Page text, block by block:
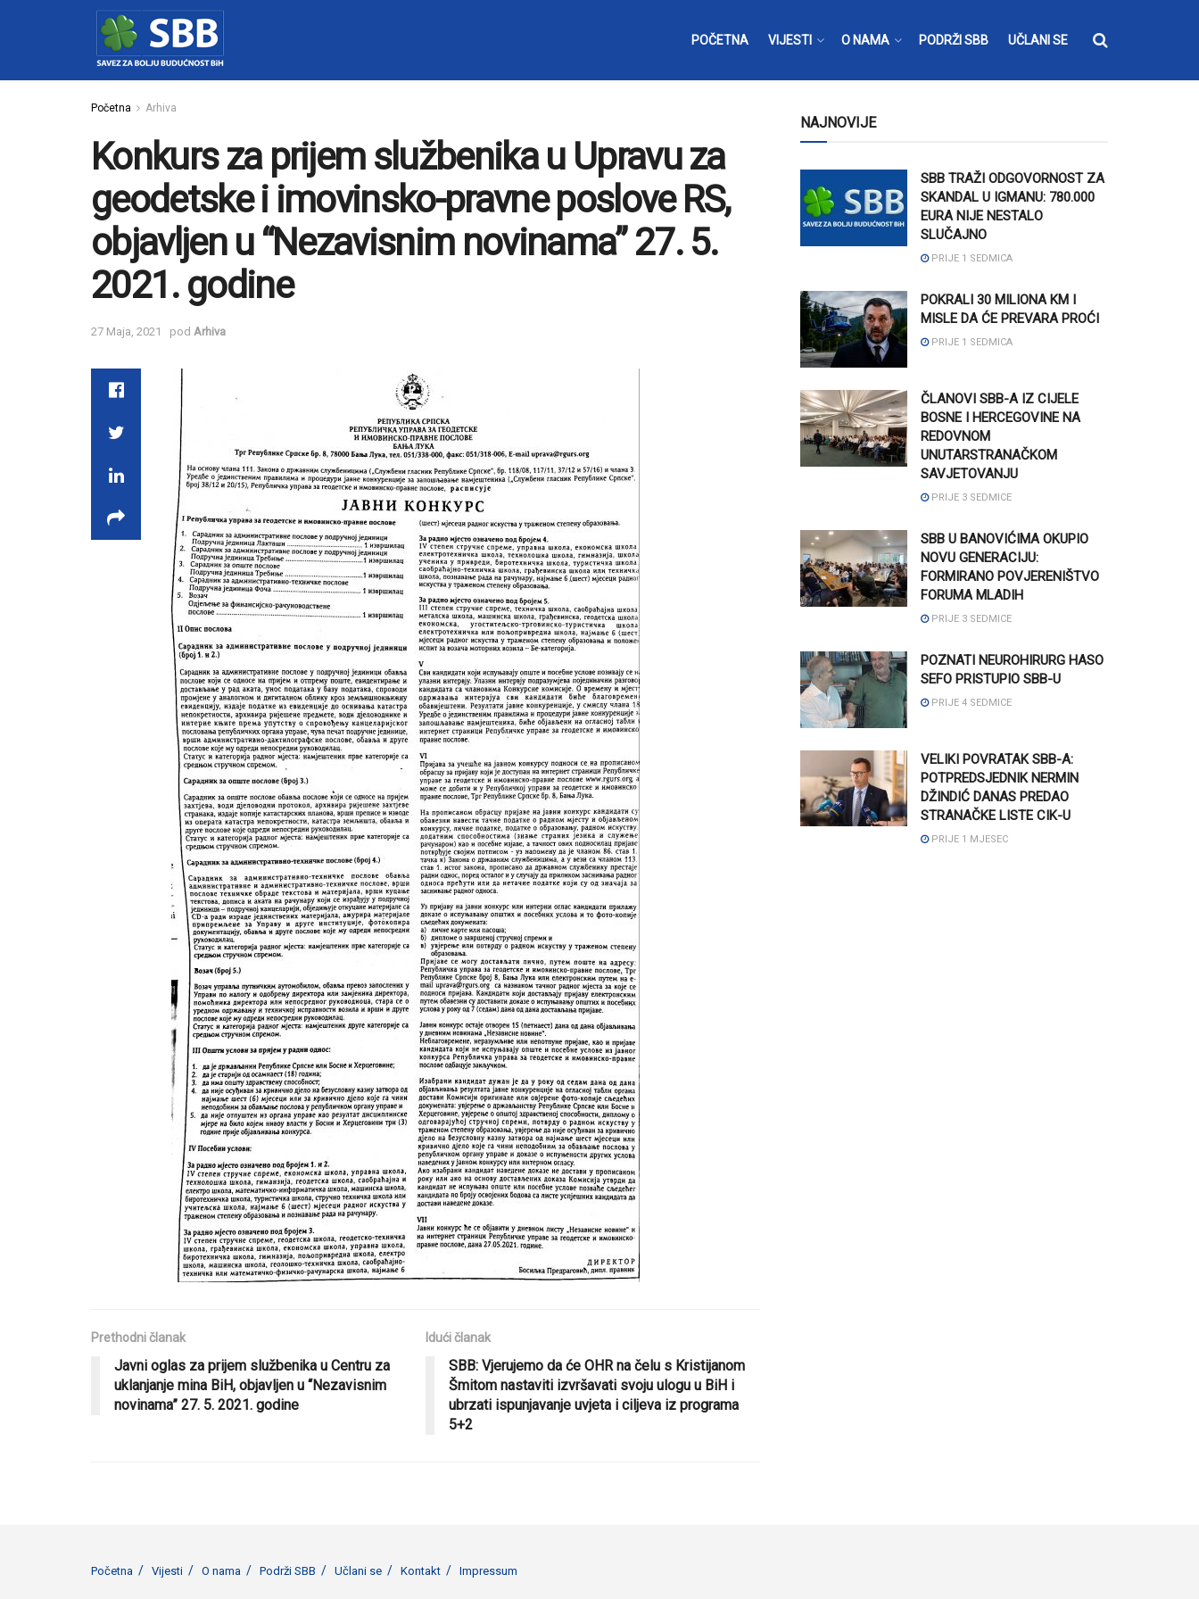
POČETNA VIJESTI O NAMA PODRŽI SBB UČLANI SE
Početna Arhiva
Konkurs za prijem službenika u Upravu za
geodetske i imovinsko-pravne poslove RS,
objavljen u “Nezavisnim novinama” 27. 5.
2021. godine
27 Maja, 2021 pod Arhiva
Prethodni članak
Javni oglas za prijem službenika u Centru za
uklanjanje mina BiH, objavljen u “Nezavisnim
novinama” 27. 5. 2021. godine
Idući članak
SBB: Vjerujemo da će OHR na čelu s Kristijanom
Šmitom nastaviti izvršavati svoju ulogu u BiH i
ubrzati ispunjavanje uvjeta i ciljeva iz programa
5+2
NAJNOVIJE
SBB TRAŽI ODGOVORNOST ZA
SKANDAL U IGMANU: 780.000
EURA NIJE NESTALO
SLUČAJNO
PRIJE 1 SEDMICA
POKRALI 30 MILIONA KM I
MISLE DA ĆE PREVARA PROĆI
PRIJE 1 SEDMICA
ČLANOVI SBB-A IZ CIJELE
BOSNE I HERCEGOVINE NA
REDOVNOM
UNUTARSTRANAČKOM
SAVJETOVANJU
PRIJE 3 SEDMICE
SBB U BANOVIĆIMA OKUPIO
NOVU GENERACIJU:
FORMIRANO POVJERENIŠTVO
FORUMA MLADIH
PRIJE 3 SEDMICE
POZNATI NEUROHIRURG HASO
SEFO PRISTUPIO SBB-U
PRIJE 4 SEDMICE
VELIKI POVRATAK SBB-A:
POTPREDSJEDNIK NERMIN
DŽINDIĆ DANAS PREDAO
STRANAČKE LISTE CIK-U
PRIJE 1 MJESEC
Početna Vijesti O nama Podrži SBB Učlani se Kontakt Impressum